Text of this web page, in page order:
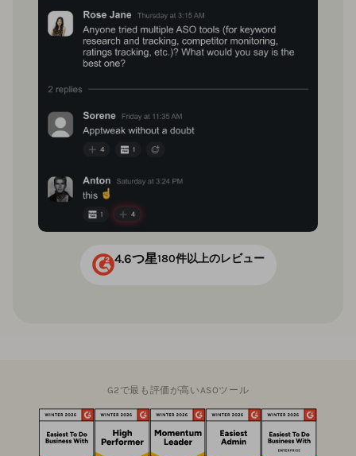
4.6つ星180件以上のレビュー
G2で最も評価が高いASOツール